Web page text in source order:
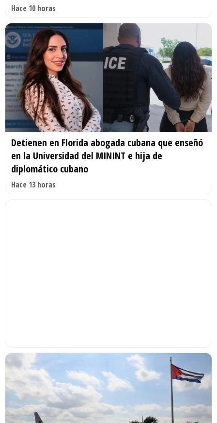
Hace 10 horas
Detienen en Florida abogada cubana que enseñó
en la Universidad del MININT e hija de
diplomático cubano
Hace 13 horas